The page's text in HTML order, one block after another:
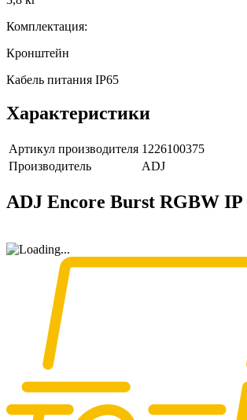
Комплектация:
Кронштейн
Кабель питания IP65
Характеристики
Артикул производителя 1226100375
Производитель
ADJ
ADJ Encore Burst RGBW